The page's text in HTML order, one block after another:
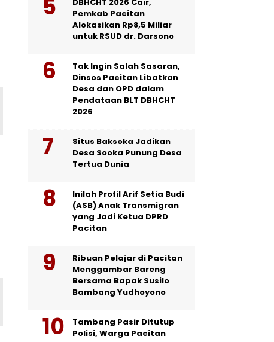
Pemkab Pacitan
Alokasikan Rp8,5 Miliar
untuk RSUD dr. Darsono
Tak Ingin Salah Sasaran,
Dinsos Pacitan Libatkan
Desa dan OPD dalam
Pendataan BLT DBHCHT
2026
Situs Baksoka Jadikan
Desa Sooka Punung Desa
Tertua Dunia
Inilah Profil Arif Setia Budi
(ASB) Anak Transmigran
yang Jadi Ketua DPRD
Pacitan
Ribuan Pelajar di Pacitan
Menggambar Bareng
Bersama Bapak Susilo
Bambang Yudhoyono
Tambang Pasir Ditutup
Polisi, Warga Pacitan